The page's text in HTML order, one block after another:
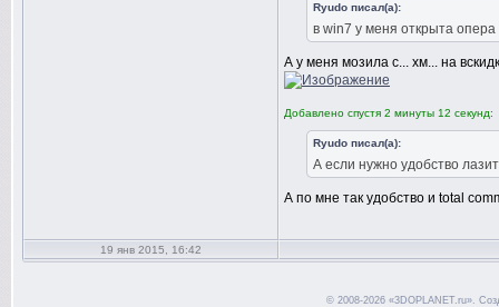
Ryudo писал(а):
в win7 у меня открыта опера
А у меня мозила с... хм... на
Добавлено спустя 2 минуты 12 секунд:
Ryudo писал(а):
А если нужно удобство
А по мне так удобство и total
19 янв 2015, 16:42
© 2008-2026 «3DOPLANET.ru».